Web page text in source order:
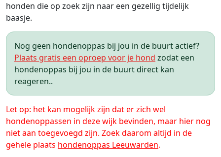
honden die op zoek zijn naar een gezellig tijdelijk
baasje.
Nog geen hondenoppas bij jou in de buurt actief?
Plaats gratis een oproep voor je hond zodat een
hondenoppas bij jou in de buurt direct kan
reageren..
Let op: het kan mogelijk zijn dat er zich wel
hondenoppassen in deze wijk bevinden, maar hier nog
niet aan toegevoegd zijn. Zoek daarom altijd in de
gehele plaats hondenoppas Leeuwarden.